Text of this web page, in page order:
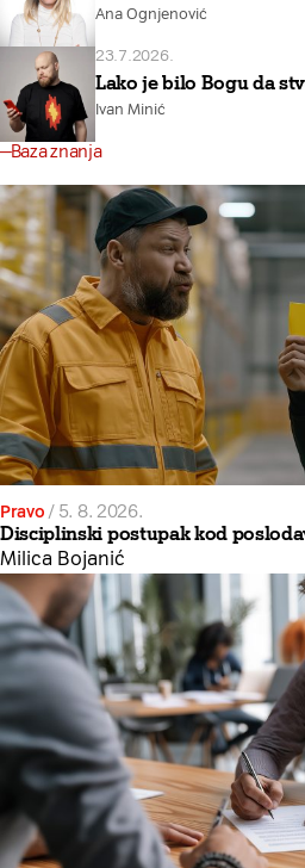
Ana Ognjenović
23.7.2026.
Lako je bilo Bogu da
Ivan Minić
Baza znanja
Pravo / 5. 8. 2026.
Disciplinski postupak kod
Milica Bojanić